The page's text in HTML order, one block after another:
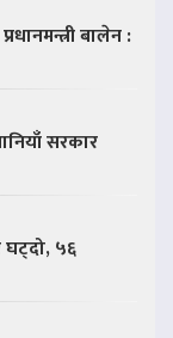
बालेन :
सरकार
घट्दो, ५६